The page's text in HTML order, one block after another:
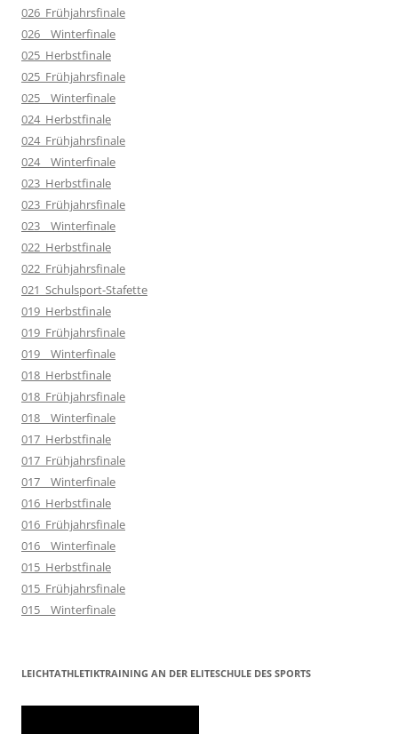
026_Frühjahrsfinale
026__Winterfinale
025_Herbstfinale
025_Frühjahrsfinale
025__Winterfinale
024_Herbstfinale
024_Frühjahrsfinale
024__Winterfinale
023_Herbstfinale
023_Frühjahrsfinale
023__Winterfinale
022_Herbstfinale
022_Frühjahrsfinale
021_Schulsport-Stafette
019_Herbstfinale
019_Frühjahrsfinale
019__Winterfinale
018_Herbstfinale
018_Frühjahrsfinale
018__Winterfinale
017_Herbstfinale
017_Frühjahrsfinale
017__Winterfinale
016_Herbstfinale
016_Frühjahrsfinale
016__Winterfinale
015_Herbstfinale
015_Frühjahrsfinale
015__Winterfinale
LEICHTATHLETIKTRAINING AN DER ELITESCHULE DES SPORTS